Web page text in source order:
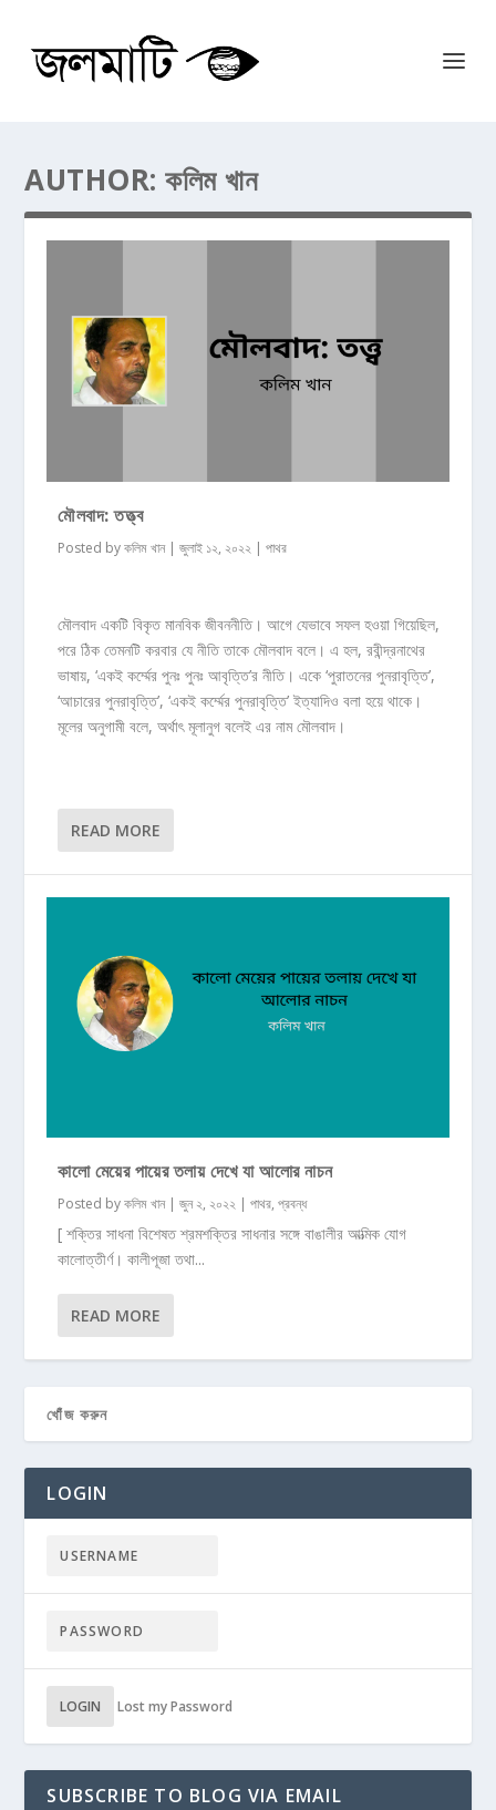
AUTHOR:কলিম খান
মৌলবাদ: তত্ত্ব
Posted byকলিম খান|জুলাই ১২, ২০২২ |পাথর
মৌলবাদ একটি বিকৃত মানবিক জীবননীতি। আগে যেভাবে সফল হওয়া গিয়েছিল,
পরে ঠিক তেমনটি করবার যে নীতি তাকে মৌলবাদ বলে। এ হল, রবীন্দ্রনাথের
ভাষায়, ‘একই কর্ম্মের পুনঃ পুনঃ আবৃত্তি’র নীতি। একে ‘পুরাতনের পুনরাবৃত্তি’,
‘আচারের পুনরাবৃত্তি’, ‘একই কর্ম্মের পুনরাবৃত্তি’ ইত্যাদিও বলা হয়ে থাকে।
মূলের অনুগামী বলে, অর্থাৎ মূলানুগ বলেই এর নাম মৌলবাদ।
READ MORE
কালো মেয়ের পায়ের তলায় দেখে যা আলোর নাচন
Posted byকলিম খান|জুন ২, ২০২২ |পাথর,প্রবন্ধ
[ শক্তির সাধনা বিশেষত শ্রমশক্তির সাধনার সঙ্গে বাঙালীর আত্মিক যোগ
কালোত্তীর্ণ। কালীপূজা তথা...
READ MORE
LOGIN
LOGIN Lost my Password
SUBSCRIBE TO BLOG VIA EMAIL